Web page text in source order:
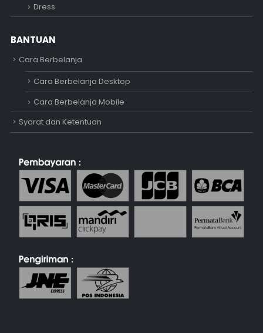
Dress
BANTUAN
Cara Berbelanja
Cara Berbelanja Desktop
Cara Berbelanja Mobile
Syarat dan Ketentuan